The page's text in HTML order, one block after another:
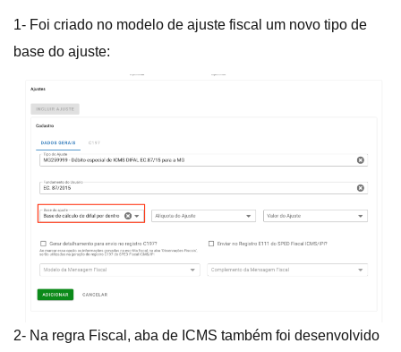
1- Foi criado no modelo de ajuste fiscal um novo tipo de
base do ajuste:
2- Na regra Fiscal, aba de ICMS também foi desenvolvido